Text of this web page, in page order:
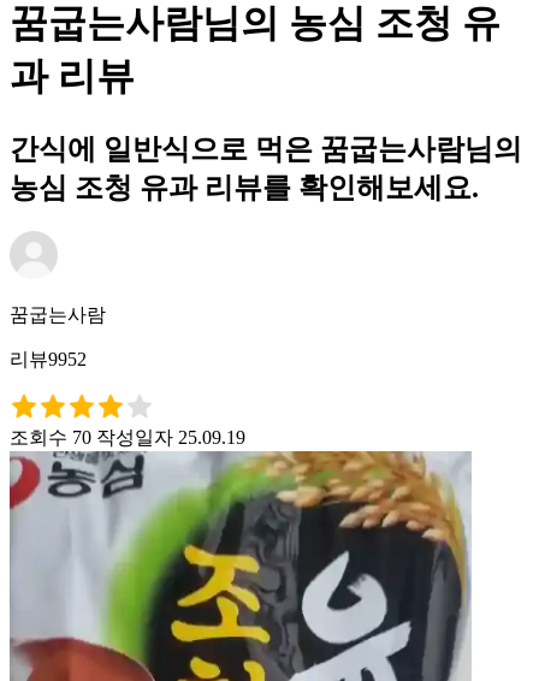
꿈굽는사람님의 농심 조청 유
과 리뷰
간식에 일반식으로 먹은 꿈굽는사람님의
농심 조청 유과 리뷰를 확인해보세요.
꿈굽는사람
리뷰9952
조회수 70 작성일자 25.09.19